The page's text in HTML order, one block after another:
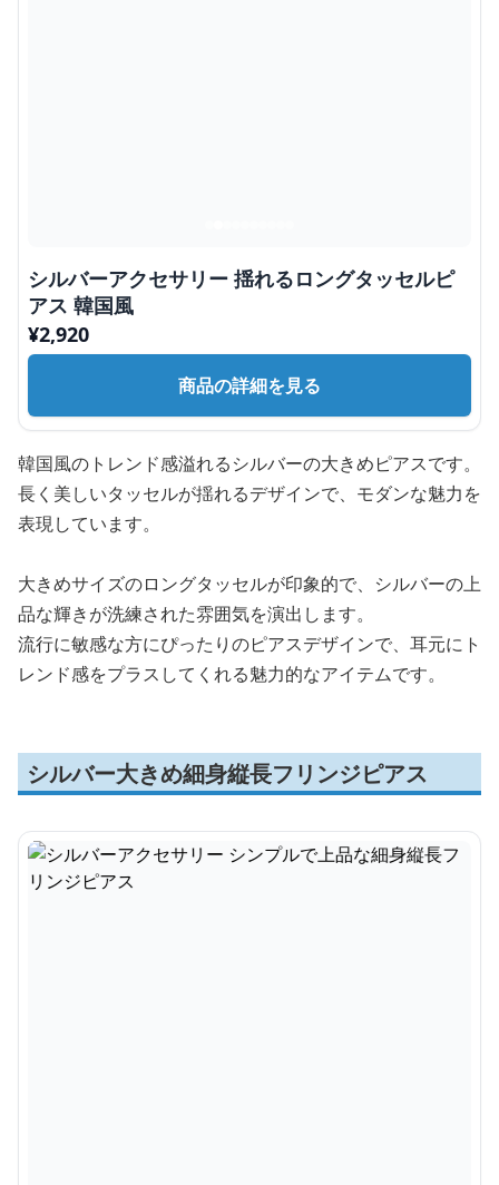
シルバーアクセサリー 揺れるロングタッセルピ
アス 韓国風
¥2,920
商品の詳細を見る
韓国風のトレンド感溢れるシルバーの大きめピアスです。
長く美しいタッセルが揺れるデザインで、モダンな魅力を
表現しています。
大きめサイズのロングタッセルが印象的で、シルバーの上
品な輝きが洗練された雰囲気を演出します。
流行に敏感な方にぴったりのピアスデザインで、耳元にト
レンド感をプラスしてくれる魅力的なアイテムです。
シルバー大きめ細身縦長フリンジピアス